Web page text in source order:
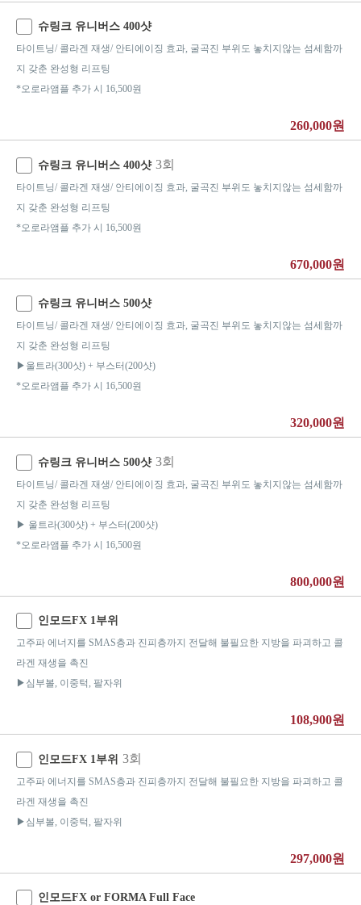
슈링크 유니버스 400샷
타이트닝/ 콜라겐 재생/ 안티에이징 효과, 굴곡진 부위도 놓치지않는 섬세함까
지 갖춘 완성형 리프팅
*오로라앰플 추가 시 16,500원
260,000원
슈링크 유니버스 400샷 3회
타이트닝/ 콜라겐 재생/ 안티에이징 효과, 굴곡진 부위도 놓치지않는 섬세함까
지 갖춘 완성형 리프팅
*오로라앰플 추가 시 16,500원
670,000원
슈링크 유니버스 500샷
타이트닝/ 콜라겐 재생/ 안티에이징 효과, 굴곡진 부위도 놓치지않는 섬세함까
지 갖춘 완성형 리프팅
▶울트라(300샷) + 부스터(200샷)
*오로라앰플 추가 시 16,500원
320,000원
슈링크 유니버스 500샷 3회
타이트닝/ 콜라겐 재생/ 안티에이징 효과, 굴곡진 부위도 놓치지않는 섬세함까
지 갖춘 완성형 리프팅
▶ 울트라(300샷) + 부스터(200샷)
*오로라앰플 추가 시 16,500원
800,000원
인모드FX 1부위
고주파 에너지를 SMAS층과 진피층까지 전달해 불필요한 지방을 파괴하고 콜
라겐 재생을 촉진
▶심부볼, 이중턱, 팔자위
108,900원
인모드FX 1부위 3회
고주파 에너지를 SMAS층과 진피층까지 전달해 불필요한 지방을 파괴하고 콜
라겐 재생을 촉진
▶심부볼, 이중턱, 팔자위
297,000원
인모드FX or FORMA Full Face